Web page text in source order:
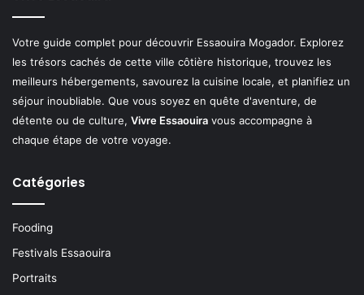
Votre guide complet pour découvrir Essaouira Mogador. Explorez
les trésors cachés de cette ville côtière historique, trouvez les
meilleurs hébergements, savourez la cuisine locale, et planifiez un
séjour inoubliable. Que vous soyez en quête d'aventure, de
détente ou de culture, Vivre Essaouira vous accompagne à
chaque étape de votre voyage.
Catégories
Fooding
Festivals Essaouira
Portraits